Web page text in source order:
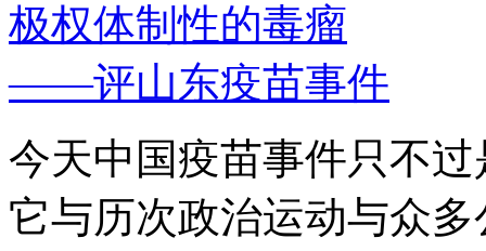
极权体制性的毒瘤
——评山东疫苗事件
今天中国疫苗事件只不
它与历次政治运动与众